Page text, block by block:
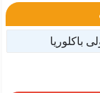
باكلوريا